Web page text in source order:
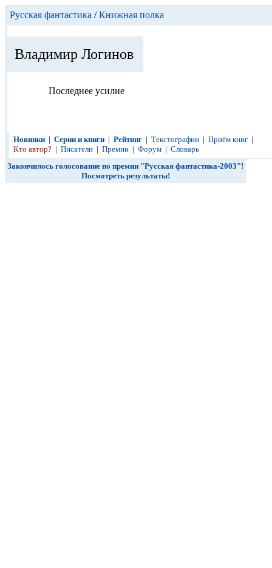
Русская фантастика /Книжная полка
Владимир Логинов
Последнее усилие
Новинки | Серии и книги | Рейтинг | Текстографии | Приём книг |
Кто автор? | Писатели | Премии | Форум | Словарь
Закончилось голосование по премии "Русская фантастика-2003"!
Посмотреть результаты!